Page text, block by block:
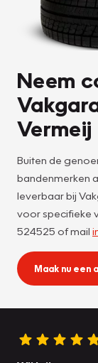
Neem
Vermeij
Buiten de
bandenmerken
leverbaar bij
voor specifieke
524525 of mail
Maak nu een